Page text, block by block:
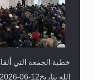
خطبة الجمعة التي
الله بتاريخ12-06-2026